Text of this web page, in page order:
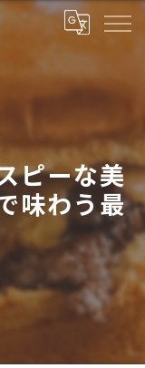
ピーな美
味わう最